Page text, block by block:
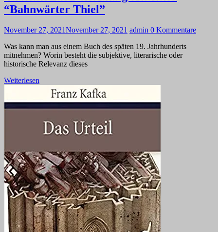
“Bahnwärter Thiel”
November 27, 2021November 27, 2021 admin 0 Kommentare
Was kann man aus einem Buch des späten 19. Jahrhunderts
mitnehmen? Worin besteht die subjektive, literarische oder
historische Relevanz dieses
Weiterlesen